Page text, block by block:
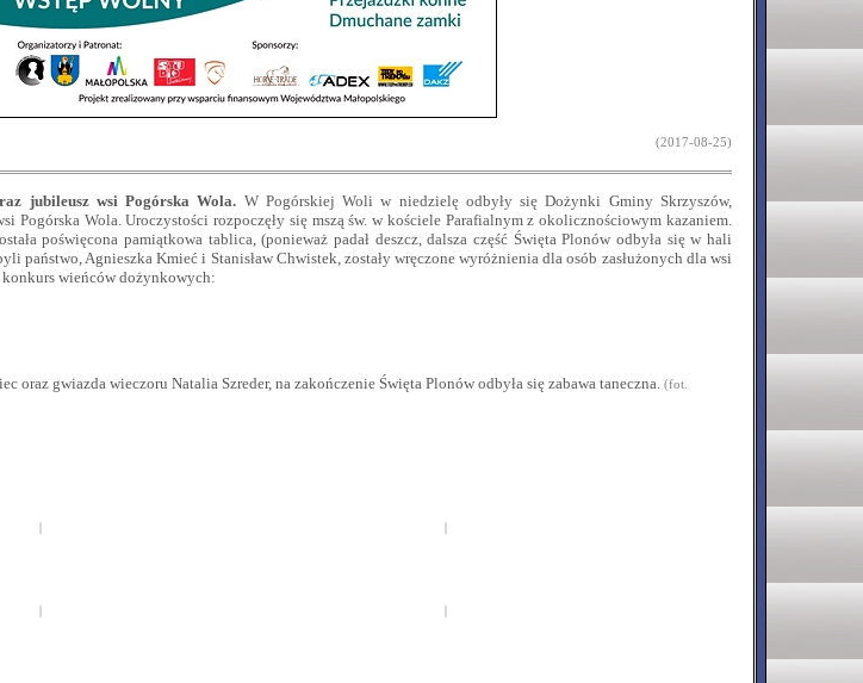
(2017-08-25)
jubileusz wsi Pogórska Wola. W Pogórskiej Woli w niedzielę odbyły się Dożynki Gminy Skrzyszów,
Pogórska Wola. Uroczystości rozpoczęły się mszą św. w kościele Parafialnym z okolicznościowym kazaniem.
poświęcona pamiątkowa tablica, (ponieważ padał deszcz, dalsza część Święta Plonów odbyła się w hali
państwo, Agnieszka Kmieć i Stanisław Chwistek, zostały wręczone wyróżnienia dla osób zasłużonych dla wsi
wieńców dożynkowych:
oraz gwiazda wieczoru Natalia Szreder, na zakończenie Święta Plonów odbyła się zabawa taneczna.(fot.